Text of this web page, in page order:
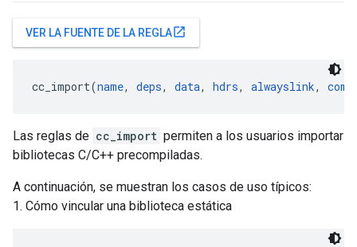
VER LA FUENTE DE LA REGLAopen_in_new
cc_import(name, deps, data, hdrs, alwayslink,
Las reglas de cc_import permiten a los usuarios importar
bibliotecas C/C++ precompiladas.
A continuación, se muestran los casos de uso típicos:
1. Cómo vincular una biblioteca estática